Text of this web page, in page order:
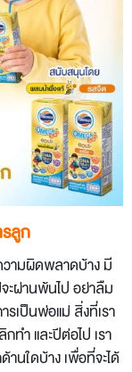
ลูก
วามผิดพลาดบ้าง มี
ะผ่านพ้นไป อย่าลืม
รเป็นพ่อแม่ สิ่งที่เรา
กทำ และปีต่อไป เรา
นใดบ้าง เพื่อที่จะได้